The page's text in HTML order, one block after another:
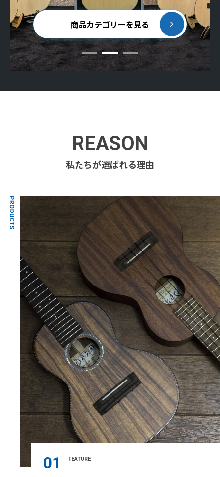
商品カテゴリーを見る
REASON
私たちが選ばれる理由
01 FEATURE